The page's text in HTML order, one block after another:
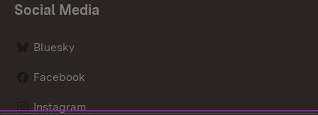
Social Media
Bluesky
Facebook
Instagram